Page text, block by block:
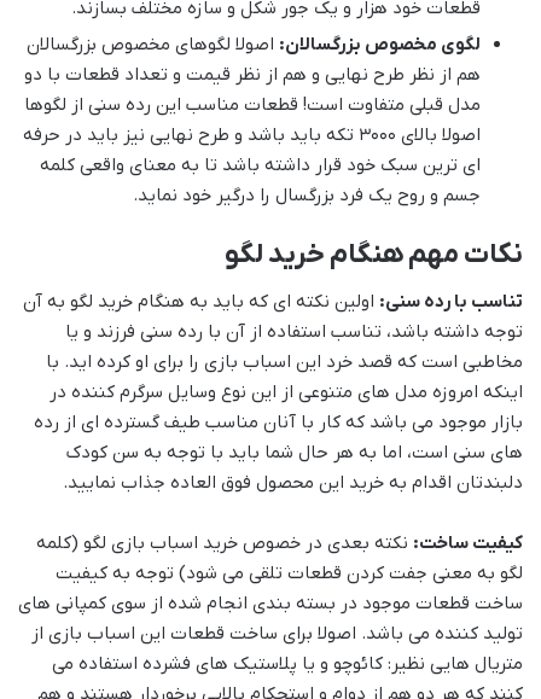
قطعات خود هزار و یک جور شکل و سازه مختلف بسازند.
لگوی مخصوص بزرگسالان: اصولا لگوهای مخصوص بزرگسالان
هم از نظر طرح نهایی و هم از نظر قیمت و تعداد قطعات با دو
مدل قبلی متفاوت است! قطعات مناسب این رده سنی از لگوها
اصولا بالای 3000 تکه باید باشد و طرح نهایی نیز باید در حرفه
ای ترین سبک خود قرار داشته باشد تا به معنای واقعی کلمه
جسم و روح یک فرد بزرگسال را درگیر خود نماید.
نکات مهم هنگام خرید لگو
تناسب با رده سنی: اولین نکته ای که باید به هنگام خرید لگو به آن
توجه داشته باشد، تناسب استفاده از آن با رده سنی فرزند و یا
مخاطبی است که قصد خرد این اسباب بازی را برای او کرده اید. با
اینکه امروزه مدل های متنوعی از این نوع وسایل سرگرم کننده در
بازار موجود می باشد که کار با آنان مناسب طیف گسترده ای از رده
های سنی است، اما به هر حال شما باید با توجه به سن کودک
دلبندتان اقدام به خرید این محصول فوق العاده جذاب نمایید.
کیفیت ساخت: نکته بعدی در خصوص خرید اسباب بازی لگو (کلمه
لگو به معنی جفت کردن قطعات تلقی می شود) توجه به کیفیت
ساخت قطعات موجود در بسته بندی انجام شده از سوی کمپانی های
تولید کننده می باشد. اصولا برای ساخت قطعات این اسباب بازی از
متریال هایی نظیر: کائوچو و یا پلاستیک های فشرده استفاده می